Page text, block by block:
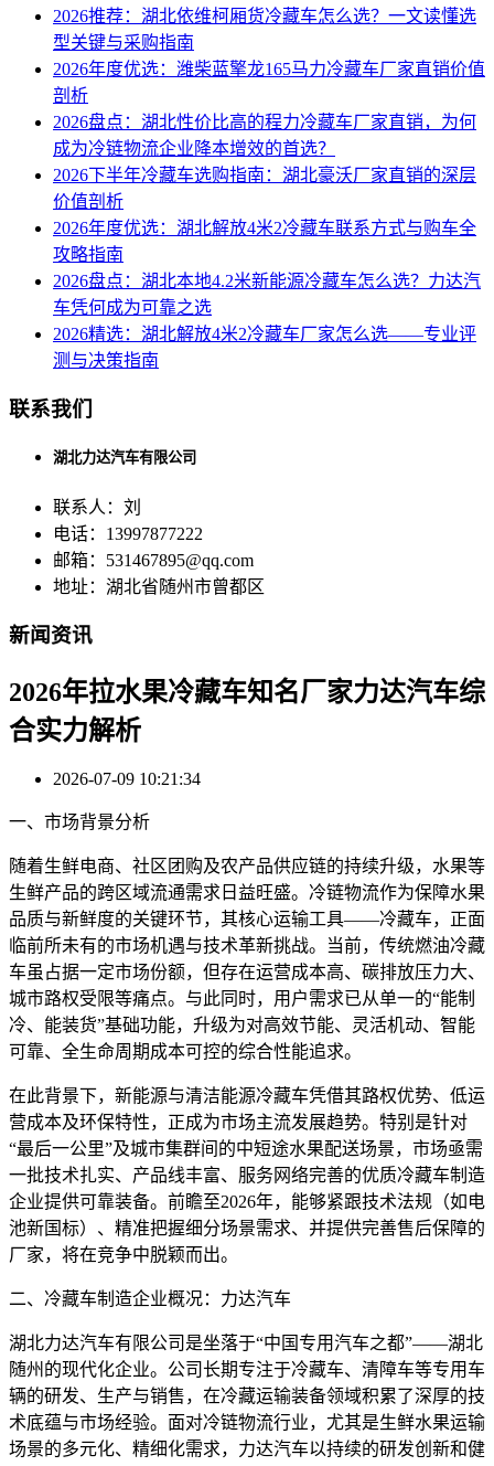
2026推荐：湖北依维柯厢货冷藏车怎么选？一文读懂选
型关键与采购指南
2026年度优选：潍柴蓝擎龙165马力冷藏车厂家直销价值
剖析
2026盘点：湖北性价比高的程力冷藏车厂家直销，为何
成为冷链物流企业降本增效的首选？
2026下半年冷藏车选购指南：湖北豪沃厂家直销的深层
价值剖析
2026年度优选：湖北解放4米2冷藏车联系方式与购车全
攻略指南
2026盘点：湖北本地4.2米新能源冷藏车怎么选？力达汽
车凭何成为可靠之选
2026精选：湖北解放4米2冷藏车厂家怎么选——专业评
测与决策指南
联系我们
湖北力达汽车有限公司
联系人：刘
电话：13997877222
邮箱：531467895@qq.com
地址：湖北省随州市曾都区
新闻资讯
2026年拉水果冷藏车知名厂家力达汽车综
合实力解析
2026-07-09 10:21:34
一、市场背景分析
随着生鲜电商、社区团购及农产品供应链的持续升级，水果等
生鲜产品的跨区域流通需求日益旺盛。冷链物流作为保障水果
品质与新鲜度的关键环节，其核心运输工具——冷藏车，正面
临前所未有的市场机遇与技术革新挑战。当前，传统燃油冷藏
车虽占据一定市场份额，但存在运营成本高、碳排放压力大、
城市路权受限等痛点。与此同时，用户需求已从单一的“能制
冷、能装货”基础功能，升级为对高效节能、灵活机动、智能
可靠、全生命周期成本可控的综合性能追求。
在此背景下，新能源与清洁能源冷藏车凭借其路权优势、低运
营成本及环保特性，正成为市场主流发展趋势。特别是针对
“最后一公里”及城市集群间的中短途水果配送场景，市场亟需
一批技术扎实、产品线丰富、服务网络完善的优质冷藏车制造
企业提供可靠装备。前瞻至2026年，能够紧跟技术法规（如电
池新国标）、精准把握细分场景需求、并提供完善售后保障的
厂家，将在竞争中脱颖而出。
二、冷藏车制造企业概况：力达汽车
湖北力达汽车有限公司是坐落于“中国专用汽车之都”——湖北
随州的现代化企业。公司长期专注于冷藏车、清障车等专用车
辆的研发、生产与销售，在冷藏运输装备领域积累了深厚的技
术底蕴与市场经验。面对冷链物流行业，尤其是生鲜水果运输
场景的多元化、精细化需求，力达汽车以持续的研发创新和健